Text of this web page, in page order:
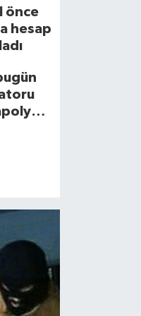
önce
hesap